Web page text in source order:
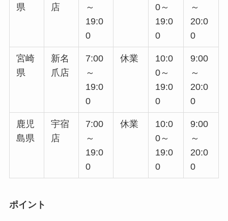
県
店
～
19:0
0
0～
19:0
0
～
20:0
0
宮崎
県
新名
爪店
7:00
～
19:0
0
休業
10:0
0～
19:0
0
9:00
～
20:0
0
鹿児
島県
宇宿
店
7:00
～
19:0
0
休業
10:0
0～
19:0
0
9:00
～
20:0
0
ポイント